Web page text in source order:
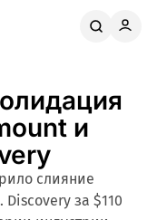
и
слияние
за $110